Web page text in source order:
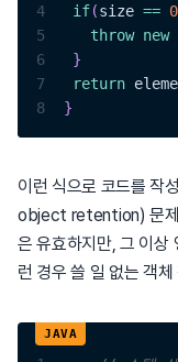
4
if(size == 0
5
throw new
6
}
7
return
8
}
이런 식으로 코드를 작
object retention) 문제
은 유효하지만, 그 이상
런 경우 쓸 일 없는 객체